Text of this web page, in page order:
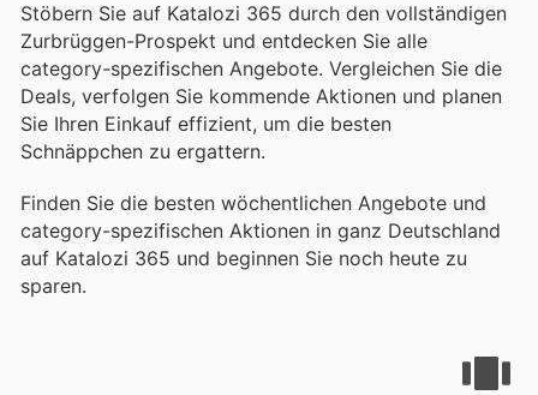
Stöbern Sie auf Katalozi 365 durch den vollständigen
Zurbrüggen-Prospekt und entdecken Sie alle
category-spezifischen Angebote. Vergleichen Sie die
Deals, verfolgen Sie kommende Aktionen und planen
Sie Ihren Einkauf effizient, um die besten
Schnäppchen zu ergattern.
Finden Sie die besten wöchentlichen Angebote und
category-spezifischen Aktionen in ganz Deutschland
auf Katalozi 365 und beginnen Sie noch heute zu
sparen.